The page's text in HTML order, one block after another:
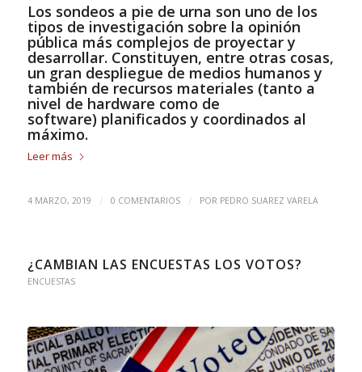
Los sondeos a pie de urna son uno de los
tipos de investigación sobre la opinión
pública más complejos de proyectar y
desarrollar. Constituyen, entre otras cosas,
un gran despliegue de medios humanos y
también de recursos materiales (tanto a
nivel de hardware como de
software) planificados y coordinados al
máximo.
Leer más
4 MARZO, 2019 / 0 COMENTARIOS / POR PEDRO SUAREZ VARELA
¿CAMBIAN LAS ENCUESTAS LOS VOTOS?
ENCUESTAS